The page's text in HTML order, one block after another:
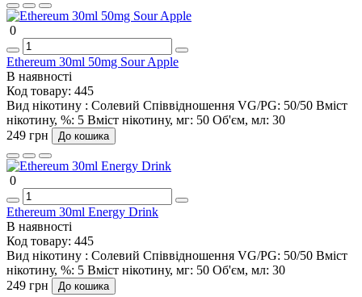
0
Ethereum 30ml 50mg Sour Apple
В наявності
Код товару: 445
Вид нікотину : Солевий Співвідношення VG/PG: 50/50 Вміст
нікотину, %: 5 Вміст нікотину, мг: 50 Об'єм, мл: 30
249 грн
До кошика
0
Ethereum 30ml Energy Drink
В наявності
Код товару: 445
Вид нікотину : Солевий Співвідношення VG/PG: 50/50 Вміст
нікотину, %: 5 Вміст нікотину, мг: 50 Об'єм, мл: 30
249 грн
До кошика